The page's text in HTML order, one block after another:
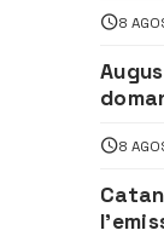
8
8